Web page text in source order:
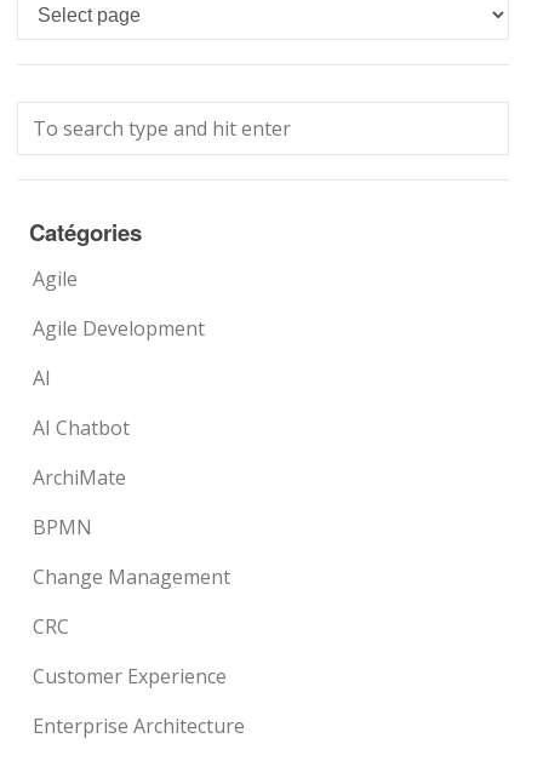
Languages
Catégories
Agile
Agile Development
AI
AI Chatbot
ArchiMate
BPMN
Change Management
CRC
Customer Experience
Enterprise Architecture